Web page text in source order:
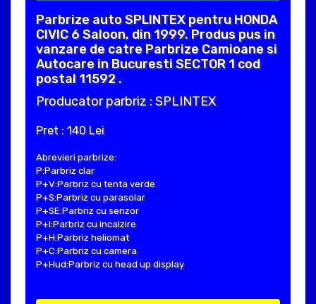
Parbrize auto SPLINTEX pentru HONDA
CIVIC 6 Saloon, din 1999. Produs pus in
vanzare de catre Parbrize Camioane si
Autocare in Bucuresti SECTOR 1 cod
postal 11592 .
Producator parbriz : SPLINTEX
Pret : 140 Lei
Abrevieri parbrize:
P:Parbriz clar
P+V:Parbriz cu tenta verde
P+S:Parbriz cu parasolar
P+SE:Parbriz cu senzor
P+I:Parbriz cu incalzire
P+H:Parbriz heliomat
P+C:Parbriz cu camera
P+Hud:Parbriz cu head up display